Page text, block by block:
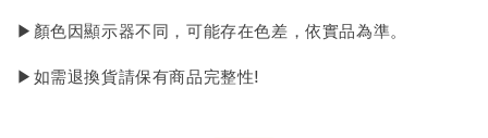
▶顏色因顯示器不同，可能存在色差，依實品為準。
▶如需退換貨請保有商品完整性!